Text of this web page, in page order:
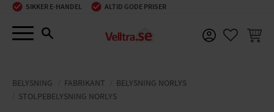
Menu
SIKKER E-HANDEL ALTID GODE PRISER
BELYSNING FABRIKANT
BELYSNING NORLYS
STOLPEBELYSNING NORLYS